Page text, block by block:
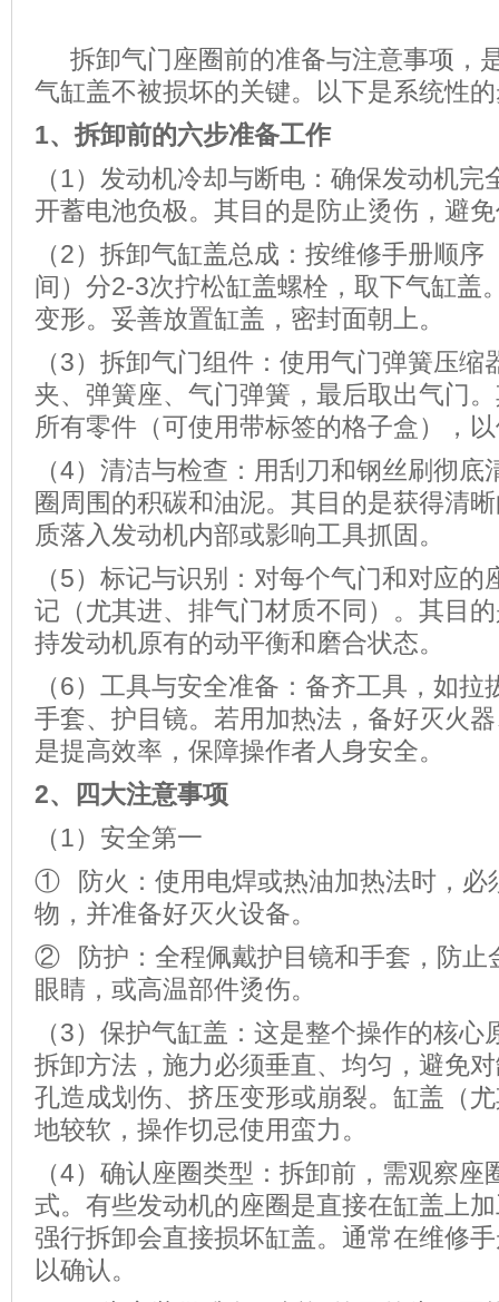
拆卸气门座圈前的准备与注意事项，
气缸盖不被损坏的关键。以下是系统性
1、 拆卸前的六步准备工作
（1）发动机冷却与断电：确保发动机
开蓄电池负极。其目的是防止烫伤，避
（2）拆卸气缸盖总成：按维修手册顺序
间）分2-3次拧松缸盖螺栓，取下气缸盖
变形。妥善放置缸盖，密封面朝上。
（3）拆卸气门组件：使用气门弹簧压
夹、弹簧座、气门弹簧，最后取出气门
所有零件（可使用带标签的格子盒），
（4）清洁与检查：用刮刀和钢丝刷彻
圈周围的积碳和油泥。其目的是获得清
质落入发动机内部或影响工具抓固。
（5）标记与识别：对每个气门和对应
记（尤其进、排气门材质不同）。其目
持发动机原有的动平衡和磨合状态。
（6）工具与安全准备：备齐工具，如
手套、护目镜。若用加热法，备好灭火
是提高效率，保障操作者人身安全。
2、
四大注意事项
（1）安全第一
① 防火：使用电焊或热油加热法时，必
物，并准备好灭火设备。
② 防护：全程佩戴护目镜和手套，防止
眼睛，或高温部件烫伤。
（3）保护气缸盖：这是整个操作的核
拆卸方法，施力必须垂直、均匀，避免
孔造成划伤、挤压变形或崩裂。缸盖（
地较软，操作切忌使用蛮力。
（4）确认座圈类型：拆卸前，需观察
式。有些发动机的座圈是直接在缸盖上
强行拆卸会直接损坏缸盖。通常在维修
以确认。